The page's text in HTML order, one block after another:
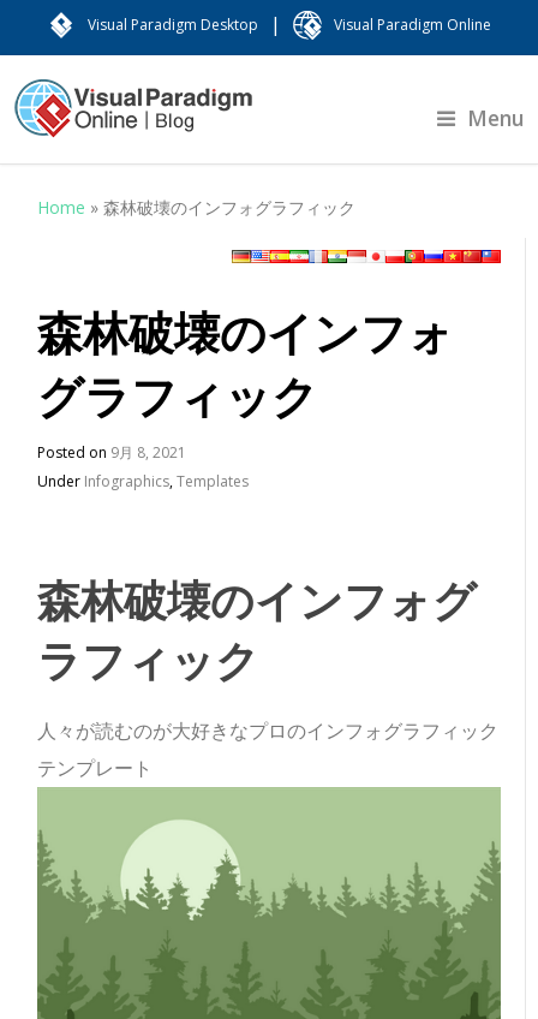
Visual Paradigm Desktop | Visual Paradigm Online
Menu
Home »森林破壊のインフォグラフィック
森林破壊のインフォ
グラフィック
Posted on 9月 8, 2021
Under Infographics,Templates
森林破壊のインフォグ
ラフィック
人々が読むのが大好きなプロのインフォグラフィック
テンプレート